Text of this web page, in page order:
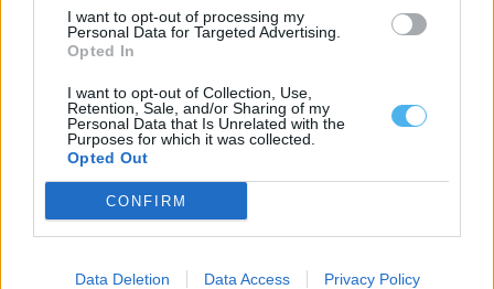
I want to opt-out of processing my
Personal Data for Targeted Advertising.
Opted In
I want to opt-out of Collection, Use,
Retention, Sale, and/or Sharing of my
Personal Data that Is Unrelated with the
Purposes for which it was collected.
Opted Out
CONFIRM
Data Deletion Data Access Privacy Policy
associação regional dedicada à fileira
A fileira do mármore do Alentejo iniciou um processo inédito de
organização com a...